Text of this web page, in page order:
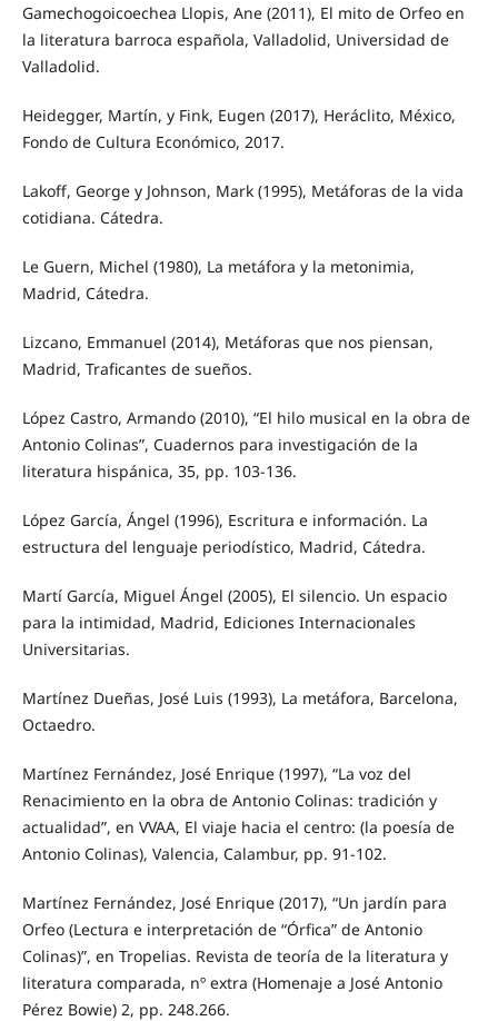
Gamechogoicoechea Llopis, Ane (2011), El mito de Orfeo en
la literatura barroca española, Valladolid, Universidad de
Valladolid.
Heidegger, Martín, y Fink, Eugen (2017), Heráclito, México,
Fondo de Cultura Económico, 2017.
Lakoff, George y Johnson, Mark (1995), Metáforas de la vida
cotidiana. Cátedra.
Le Guern, Michel (1980), La metáfora y la metonimia,
Madrid, Cátedra.
Lizcano, Emmanuel (2014), Metáforas que nos piensan,
Madrid, Traficantes de sueños.
López Castro, Armando (2010), “El hilo musical en la obra de
Antonio Colinas”, Cuadernos para investigación de la
literatura hispánica, 35, pp. 103-136.
López García, Ángel (1996), Escritura e información. La
estructura del lenguaje periodístico, Madrid, Cátedra.
Martí García, Miguel Ángel (2005), El silencio. Un espacio
para la intimidad, Madrid, Ediciones Internacionales
Universitarias.
Martínez Dueñas, José Luis (1993), La metáfora, Barcelona,
Octaedro.
Martínez Fernández, José Enrique (1997), “La voz del
Renacimiento en la obra de Antonio Colinas: tradición y
actualidad”, en VVAA, El viaje hacia el centro: (la poesía de
Antonio Colinas), Valencia, Calambur, pp. 91-102.
Martínez Fernández, José Enrique (2017), “Un jardín para
Orfeo (Lectura e interpretación de “Órfica” de Antonio
Colinas)”, en Tropelias. Revista de teoría de la literatura y
literatura comparada, nº extra (Homenaje a José Antonio
Pérez Bowie) 2, pp. 248.266.